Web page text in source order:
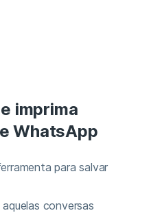
imprima
WhatsApp
para salvar
conversas